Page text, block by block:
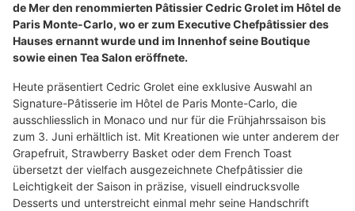
de Mer den renommierten Pâtissier Cedric Grolet im Hôtel de
Paris Monte-Carlo, wo er zum Executive Chefpâtissier des
Hauses ernannt wurde und im Innenhof seine Boutique
sowie einen Tea Salon eröffnete.
Heute präsentiert Cedric Grolet eine exklusive Auswahl an
Signature-Pâtisserie im Hôtel de Paris Monte-Carlo, die
ausschliesslich in Monaco und nur für die Frühjahrssaison bis
zum 3. Juni erhältlich ist. Mit Kreationen wie unter anderem der
Grapefruit, Strawberry Basket oder dem French Toast
übersetzt der vielfach ausgezeichnete Chefpâtissier die
Leichtigkeit der Saison in präzise, visuell eindrucksvolle
Desserts und unterstreicht einmal mehr seine Handschrift